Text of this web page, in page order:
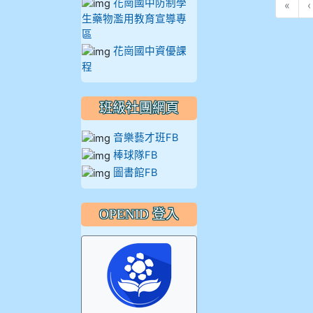
« ‹
花崗國中防制學
生藥物濫用教育宣導專
區
花崗國中資優課
程
班級社團網頁
音樂藝才班FB
棒球隊FB
圖書館FB
OPENID 登入